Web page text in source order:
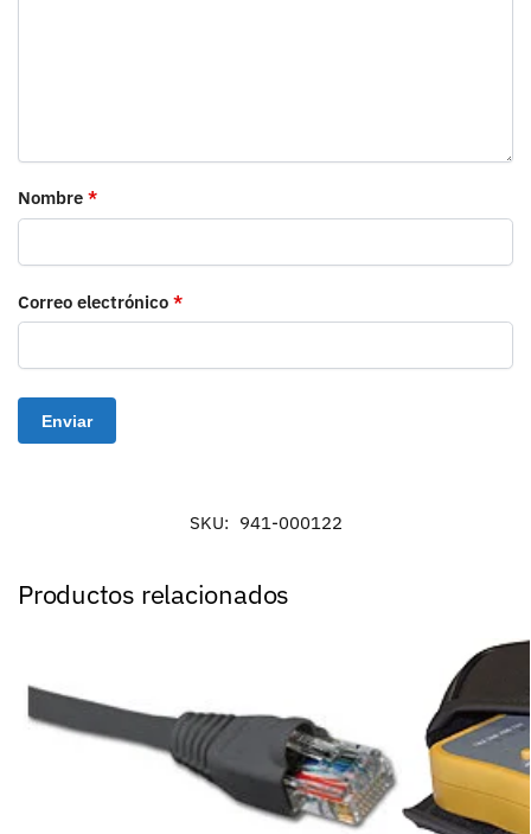
Nombre *
Correo electrónico *
SKU: 941-000122
Productos relacionados